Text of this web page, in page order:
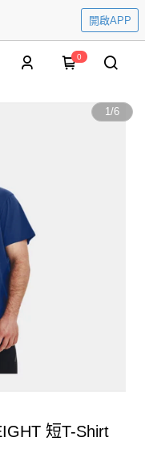
開啟APP
0
1/6
短T-Shirt